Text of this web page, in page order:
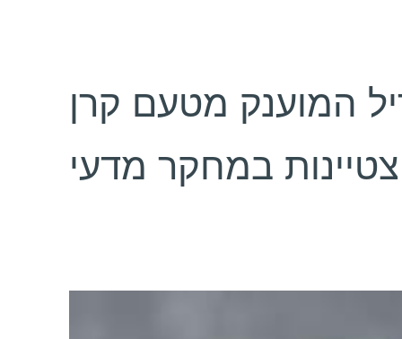
המוענק מטעם קרן